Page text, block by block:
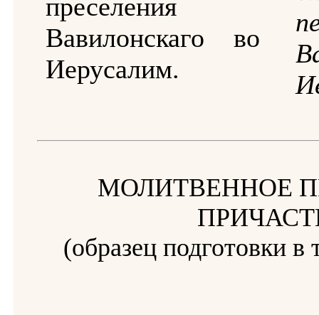
преселения
Вавилонскаго во
Иерусалим.
МОЛИТВЕННОЕ
(образец подготовки в